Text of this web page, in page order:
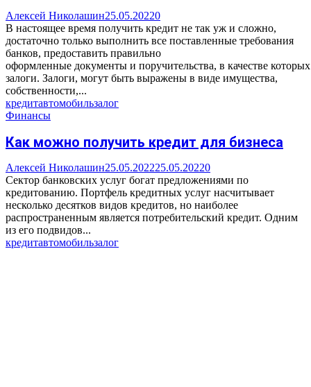
Алексей Николашин25.05.20220
В настоящее время получить кредит не так уж и сложно,
достаточно только выполнить все поставленные требования
банков, предоставить правильно
оформленные документы и поручительства, в качестве
залоги. Залоги, могут быть выражены в виде имущества,
собственности,...
кредитавтомобильзалог
Финансы
Как можно получить кредит для бизнеса
Алексей Николашин25.05.202225.05.20220
Сектор банковских услуг богат предложениями по
кредитованию. Портфель кредитных услуг насчитывает
несколько десятков видов кредитов, но наиболее
распространенным является потребительский кредит. Одним
из его подвидов...
кредитавтомобильзалог